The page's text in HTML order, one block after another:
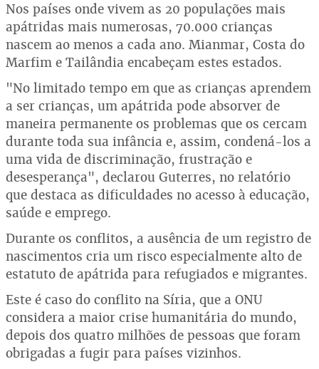
Nos países onde vivem as 20 populações mais
apátridas mais numerosas, 70.000 crianças
nascem ao menos a cada ano. Mianmar, Costa do
Marfim e Tailândia encabeçam estes estados.
"No limitado tempo em que as crianças aprendem
a ser crianças, um apátrida pode absorver de
maneira permanente os problemas que os cercam
durante toda sua infância e, assim, condená-los a
uma vida de discriminação, frustração e
desesperança", declarou Guterres, no relatório
que destaca as dificuldades no acesso à educação,
saúde e emprego.
Durante os conflitos, a ausência de um registro de
nascimentos cria um risco especialmente alto de
estatuto de apátrida para refugiados e migrantes.
Este é caso do conflito na Síria, que a ONU
considera a maior crise humanitária do mundo,
depois dos quatro milhões de pessoas que foram
obrigadas a fugir para países vizinhos.